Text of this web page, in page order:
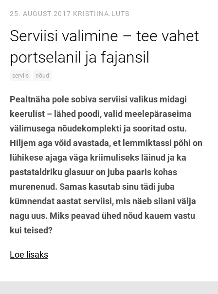
25. AUGUST 2017 KRISTIINA.LUTS
Serviisi valimine – tee vahet
portselanil ja fajansil
serviis nõud
Pealtnäha pole sobiva serviisi valikus midagi
keerulist – lähed poodi, valid meelepäraseima
välimusega nõudekomplekti ja sooritad ostu.
Hiljem aga võid avastada, et lemmiktassi põhi on
lühikese ajaga väga kriimuliseks läinud ja ka
pastataldriku glasuur on juba paaris kohas
murenenud. Samas kasutab sinu tädi juba
kümnendat aastat serviisi, mis näeb siiani välja
nagu uus. Miks peavad ühed nõud kauem vastu
kui teised?
Loe lisaks